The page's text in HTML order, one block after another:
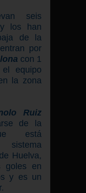
seis
los han
de la
por
con 1
equipo
la zona
Ruiz
de la
está
Huelva,
goles en
y es un